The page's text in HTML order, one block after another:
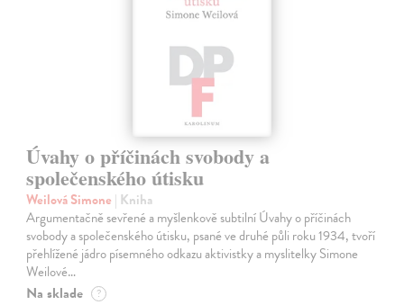
Úvahy o příčinách svobody a
společenského útisku
Weilová Simone | Kniha
Argumentačně sevřené a myšlenkově subtilní Úvahy o příčinách
svobody a společenského útisku, psané ve druhé půli roku 1934, tvoří
přehlížené jádro písemného odkazu aktivistky a myslitelky Simone
Weilové…
Na sklade ?